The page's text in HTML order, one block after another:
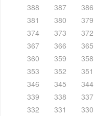
388
387 386
381
380 379
374
373 372
367
366 365
360
359 358
353
352 351
346
345 344
339
338 337
332
331 330